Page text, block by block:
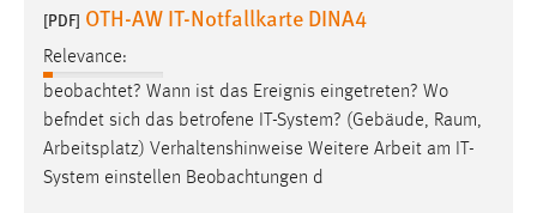
[PDF] OTH-AW IT-Notfallkarte DINA4
Relevance:
beobachtet? Wann ist das Ereignis eingetreten? Wo
befndet sich das betrofene IT-System? (Gebäude, Raum,
Arbeitsplatz) Verhaltenshinweise Weitere Arbeit am IT-
System einstellen Beobachtungen d